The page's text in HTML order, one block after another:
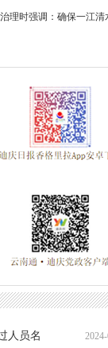
理时强调：确保一江清
人员名